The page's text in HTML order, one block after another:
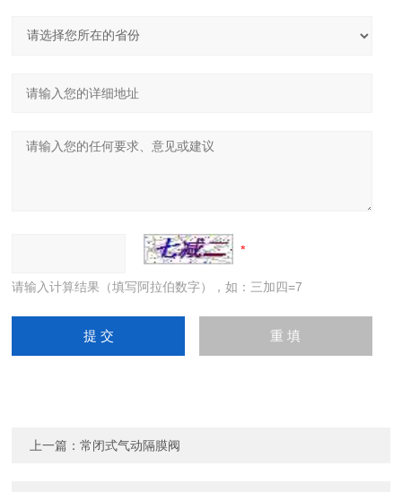
请输入计算结果（填写阿拉伯数字），如：三加四=7
上一篇：常闭式气动隔膜阀